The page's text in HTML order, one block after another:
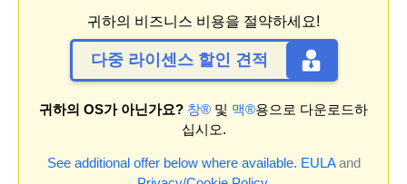
귀하의 비즈니스 비용을 절약하세요!
다중 라이센스 할인 견적
귀하의 OS가 아닌가요? 창® 및 맥®용으로 다운로드하
십시오.
See additional offer below where available. EULAand